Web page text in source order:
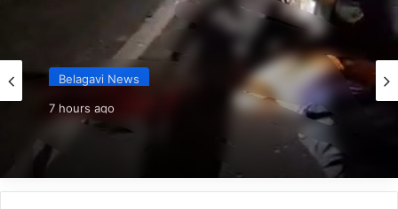
Belagavi News
7 hours ago
*ನಿಂತಿದ್ದ ಟ್ರಕ್‌ಗೆ ಬೈಕ್ ಡಿಕ್ಕಿ; ಸವಾರ ಸಾವು*